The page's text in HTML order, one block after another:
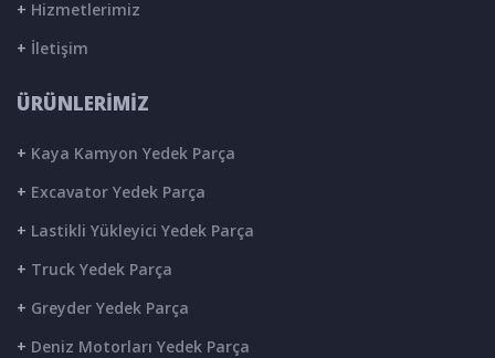
+ Hizmetlerimiz
+ İletişim
ÜRÜNLERİMİZ
+ Kaya Kamyon Yedek Parça
+ Excavator Yedek Parça
+ Lastikli Yükleyici Yedek Parça
+ Truck Yedek Parça
+ Greyder Yedek Parça
+ Deniz Motorları Yedek Parça